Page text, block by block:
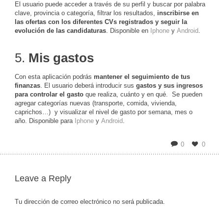
El usuario puede acceder a través de su perfil y buscar por palabra
clave, provincia o categoría, filtrar los resultados, inscribirse en
las ofertas con los diferentes CVs registrados y seguir la
evolución de las candidaturas. Disponible en Iphone y Android.
5. Mis gastos
Con esta aplicación podrás mantener el seguimiento de tus
finanzas. El usuario deberá introducir sus gastos y sus ingresos
para controlar el gasto que realiza, cuánto y en qué. Se pueden
agregar categorías nuevas (transporte, comida, vivienda,
caprichos…) y visualizar el nivel de gasto por semana, mes o
año. Disponible paraIphone y Android.
0 0
Leave a Reply
Tu dirección de correo electrónico no será publicada.